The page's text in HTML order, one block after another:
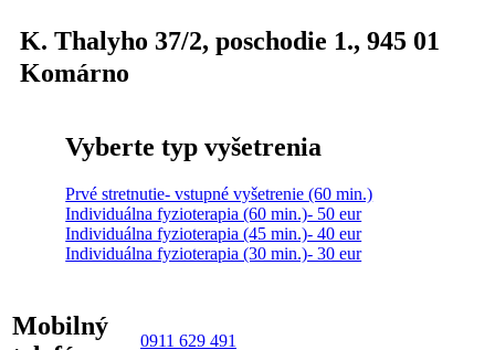
K. Thalyho 37/2, poschodie 1., 945 01
Komárno
Vyberte typ vyšetrenia
Prvé stretnutie- vstupné vyšetrenie (60 min.)
Individuálna fyzioterapia (60 min.)- 50 eur
Individuálna fyzioterapia (45 min.)- 40 eur
Individuálna fyzioterapia (30 min.)- 30 eur
Mobilný
0911 629 491